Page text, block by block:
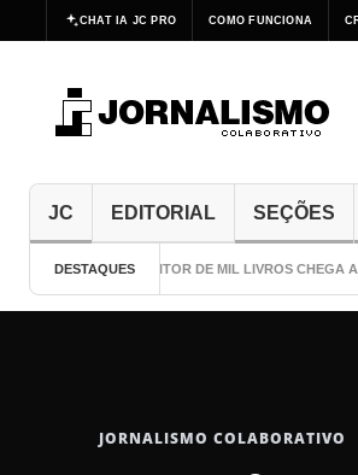
CHAT IA JC PRO COMO FUNCIONA
JC EDITORIAL SEÇÕES
DESTAQUESO ESCRITOR DE MIL LIVROS CHEGA
JORNALISMO COLABORATIVO